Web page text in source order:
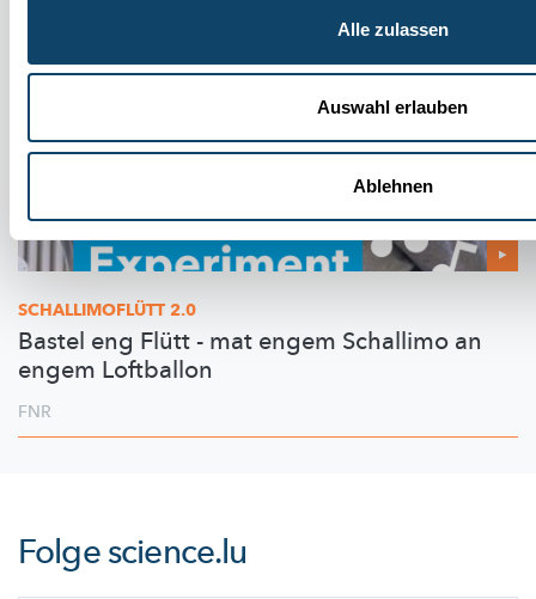
Alle zulassen
Auswahl erlauben
Ablehnen
SCHALLIMOFLÜTT 2.0
Bastel eng Flütt - mat engem Schallimo an
engem Loftballon
FNR
Folgescience.lu